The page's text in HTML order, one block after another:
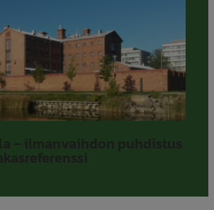
– ilmanvaihdon puhdistus